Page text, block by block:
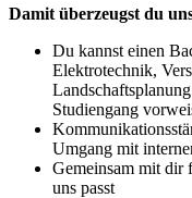
Damit überzeugst du
Du kannst einen
Elektrotechnik,
Studiengang
Umgang mit
Gemeinsam mit dir
uns passt